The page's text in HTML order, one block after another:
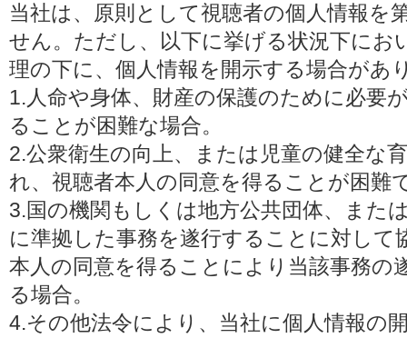
当社は、原則として視聴者の個人情報を
せん。ただし、以下に挙げる状況下にお
理の下に、個人情報を開示する場合があ
1.人命や身体、財産の保護のために必要
ることが困難な場合。
2.公衆衛生の向上、または児童の健全な
れ、視聴者本人の同意を得ることが困難
3.国の機関もしくは地方公共団体、また
に準拠した事務を遂行することに対して
本人の同意を得ることにより当該事務の
る場合。
4.その他法令により、当社に個人情報の